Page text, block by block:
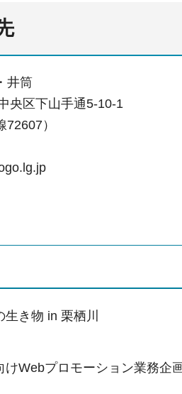
井筒
央区下山手通5-10-1
）
き物 in 栗栖川
けWebプロモーション業務企